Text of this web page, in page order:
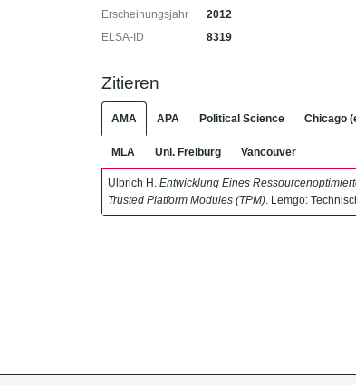
Erscheinungsjahr
2012
ELSA-ID
8319
Zitieren
AMA APA Political Science Chicago
MLA Uni. Freiburg Vancouver
Ulbrich H. Entwicklung Eines
Trusted Platform Modules (TPM) . Lemgo: